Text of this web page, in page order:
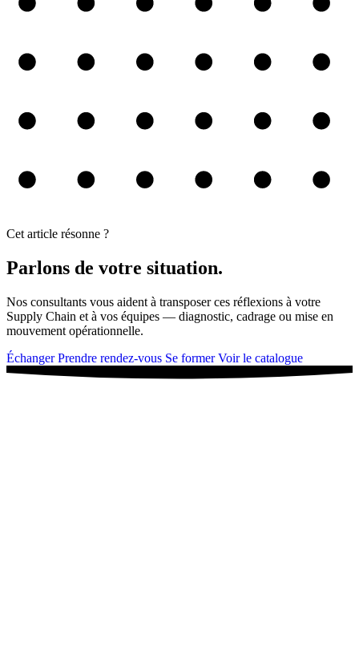
Cet article résonne ?
Parlons de votre situation.
Nos consultants vous aident à transposer ces réflexions à votre
Supply Chain et à vos équipes — diagnostic, cadrage ou mise en
mouvement opérationnelle.
Échanger Prendre rendez-vous Se former Voir le catalogue